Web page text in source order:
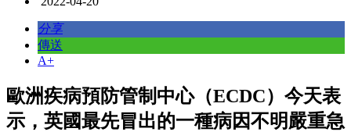
分享
傳送
A+
歐洲疾病預防管制中心（ECDC）今天表
示，英國最先冒出的一種病因不明嚴重急